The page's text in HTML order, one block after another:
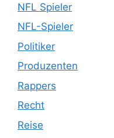
NFL Spieler
NFL-Spieler
Politiker
Produzenten
Rappers
Recht
Reise